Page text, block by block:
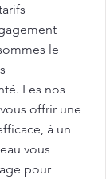
le
Les nos
offrir une
à un
vous
pour